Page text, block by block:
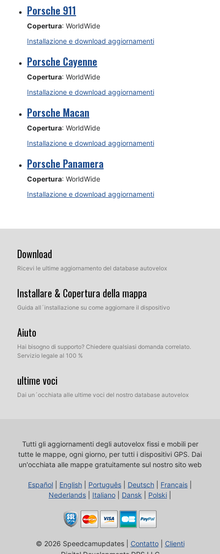
Porsche 911
Copertura: WorldWide
Installazione e download aggiornamenti
Porsche Cayenne
Copertura: WorldWide
Installazione e download aggiornamenti
Porsche Macan
Copertura: WorldWide
Installazione e download aggiornamenti
Porsche Panamera
Copertura: WorldWide
Installazione e download aggiornamenti
Download
Ricevi le ultime aggiornamento del database autovelox
Installare & Copertura della mappa
Guida all´installazione su come aggiornare il dispositivo
Aiuto
Hai bisogno di supporto? Chiedere qualsiasi domanda correlato.
Servizio legale al 100 %
ultime voci
Dai un´occhiata alle ultime voci del nostro database autovelox
Tutti gli aggiornamenti degli autovelox fissi e mobili per
tutte le mappe, ogni giorno, per tutti i dispositivi GPS. Dai
un'occhiata alle mappe gratuitamente sul nostro sito web
Español English Português Deutsch Français
Nederlands
Italiano Dansk Polski
© 2026 Speedcamupdates | Contatto| Clienti